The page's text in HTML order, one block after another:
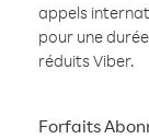
appels
pour une
réduits Viber.
Forfaits